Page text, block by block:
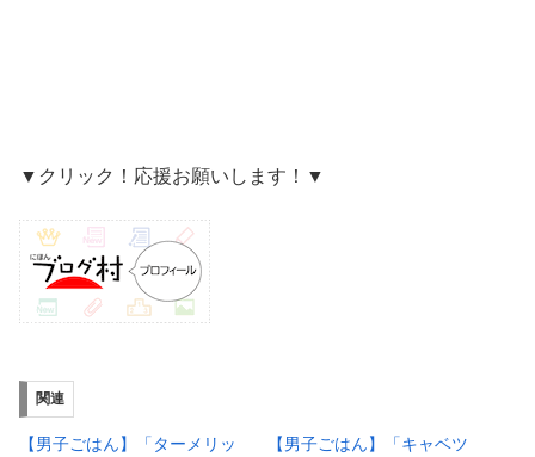
▼クリック！応援お願いします！▼
関連
【男子ごはん】「ターメリッ
【男子ごはん】「キャベツ